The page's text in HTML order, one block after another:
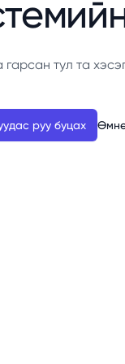
тул та
руу буцах